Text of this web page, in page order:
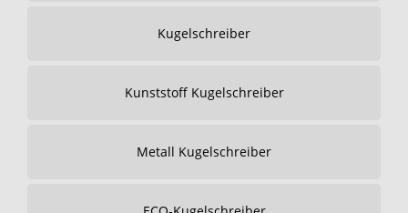
Kugelschreiber
Kunststoff Kugelschreiber
Metall Kugelschreiber